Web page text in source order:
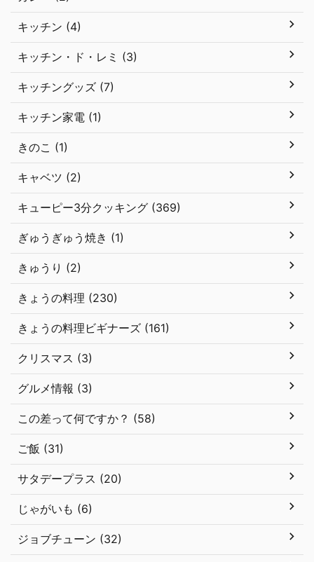
キッチン (4)
キッチン・ド・レミ (3)
キッチングッズ (7)
キッチン家電 (1)
きのこ (1)
キャベツ (2)
キューピー3分クッキング (369)
ぎゅうぎゅう焼き (1)
きゅうり (2)
きょうの料理 (230)
きょうの料理ビギナーズ (161)
クリスマス (3)
グルメ情報 (3)
この差って何ですか？ (58)
ご飯 (31)
サタデープラス (20)
じゃがいも (6)
ジョブチューン (32)